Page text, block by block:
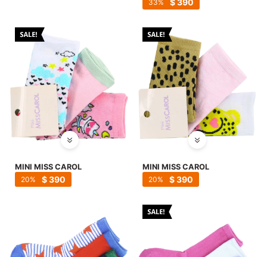
$390
33
MINI MISS CAROL
$390
20
MINI MISS CAROL
$390
20